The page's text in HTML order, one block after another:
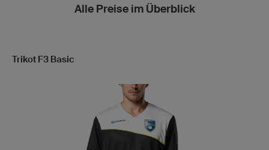
Alle Preise im Überblick
Trikot F3 Basic